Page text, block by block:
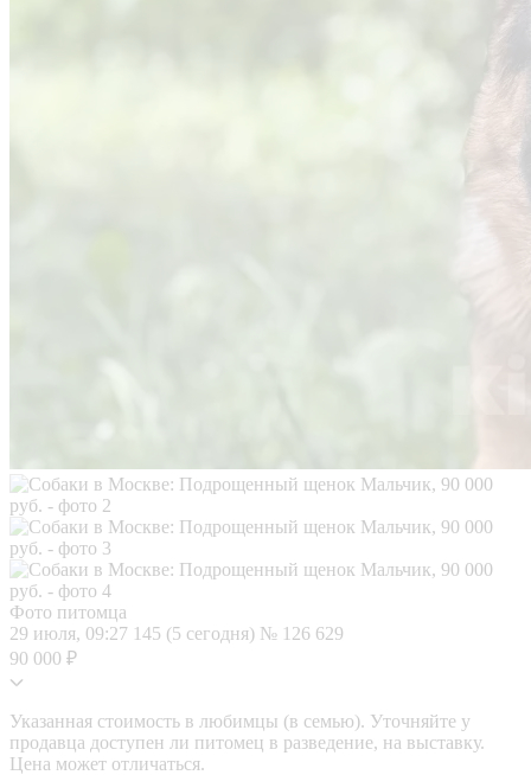
Фото питомца
29 июля, 09:27 145 (5 сегодня) № 126 629
90 000 ₽
Указанная стоимость в любимцы (в семью). Уточняйте у
продавца доступен ли питомец в разведение, на выставку.
Цена может отличаться.